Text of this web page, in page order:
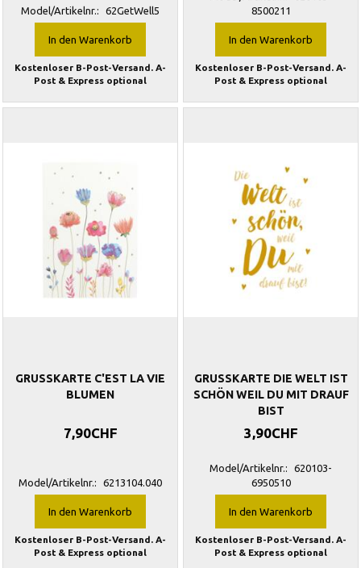
Model/Artikelnr.: 62GetWell5
In den Warenkorb
Kostenloser B-Post-Versand. A-
Post & Express optional
8500211
In den Warenkorb
Kostenloser B-Post-Versand. A-
Post & Express optional
GRUSSKARTE C'EST LA VIE
BLUMEN
7,90CHF
Model/Artikelnr.: 6213104.040
In den Warenkorb
Kostenloser B-Post-Versand. A-
Post & Express optional
GRUSSKARTE DIE WELT IST
SCHÖN WEIL DU MIT DRAUF
BIST
3,90CHF
Model/Artikelnr.:
620103-
6950510
In den Warenkorb
Kostenloser B-Post-Versand. A-
Post & Express optional